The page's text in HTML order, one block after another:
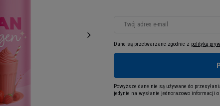
Twój adres e-mail
Dane są przetwarzane zgodnie z polityką
Powyższe dane nie są używane do
jedynie na wysłanie jednorazowo informacji